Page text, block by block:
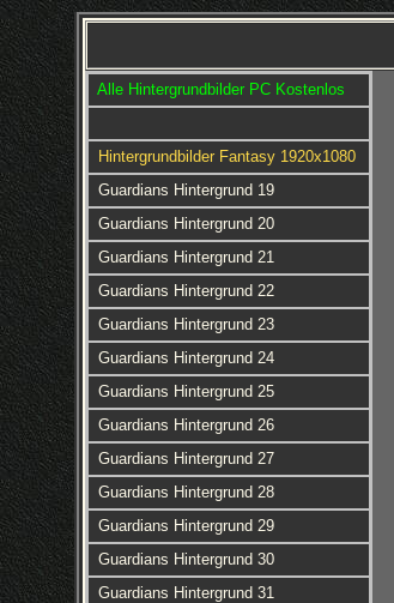
Alle Hintergrundbilder PC Kostenlos
Hintergrundbilder Fantasy 1920x1080
Guardians Hintergrund 19
Guardians Hintergrund 20
Guardians Hintergrund 21
Guardians Hintergrund 22
Guardians Hintergrund 23
Guardians Hintergrund 24
Guardians Hintergrund 25
Guardians Hintergrund 26
Guardians Hintergrund 27
Guardians Hintergrund 28
Guardians Hintergrund 29
Guardians Hintergrund 30
Guardians Hintergrund 31